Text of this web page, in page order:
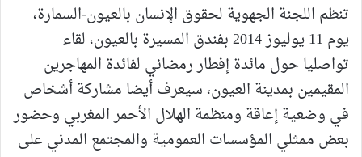
تنظم اللجنة الجهوية لحقوق الإنسان بالعيون-السمارة،
يوم 11 يوليوز 2014 بفندق المسيرة بالعيون، لقاء
تواصليا حول مائدة إفطار رمضاني لفائدة المهاجرين
المقيمين بمدينة العيون، سيعرف أيضا مشاركة أشخاص
في وضعية إعاقة ومنظمة الهلال الأحمر المغربي وحضور
بعض ممثلي المؤسسات العمومية والمجتمع المدني على